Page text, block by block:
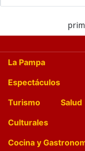
La Pampa
Espectáculos
Turismo
Salud
Culturales
Cocina y